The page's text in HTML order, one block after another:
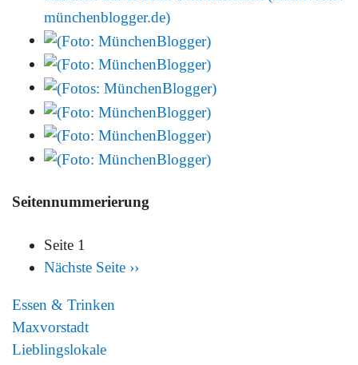
Seitennummerierung
Seite 1
Nächste Seite ››
Essen & Trinken
Maxvorstadt
Lieblingslokale